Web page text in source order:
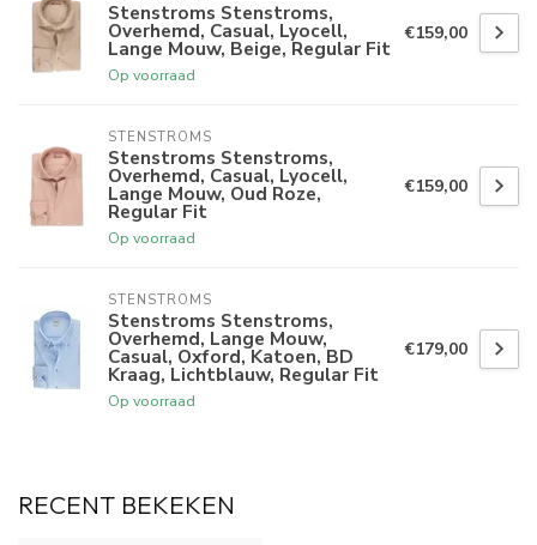
Stenstroms Stenstroms,
Overhemd, Casual, Lyocell,
Lange Mouw, Beige, Regular Fit
Op voorraad
€159,00
STENSTROMS
Stenstroms Stenstroms,
Overhemd, Casual, Lyocell,
Lange Mouw, Oud Roze,
Regular Fit
Op voorraad
€159,00
STENSTROMS
Stenstroms Stenstroms,
Overhemd, Lange Mouw,
Casual, Oxford, Katoen, BD
Kraag, Lichtblauw, Regular Fit
Op voorraad
€179,00
RECENT BEKEKEN